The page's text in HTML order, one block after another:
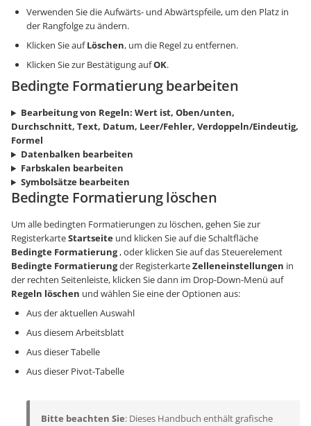
Verwenden Sie die Aufwärts- und Abwärtspfeile, um den Platz in
der Rangfolge zu ändern.
Klicken Sie aufLöschen, um die Regel zu entfernen.
Klicken Sie zur Bestätigung aufOK.
Bedingte Formatierung bearbeiten
Bearbeitung von Regeln: Wert ist, Oben/unten,
Durchschnitt, Text, Datum, Leer/Fehler, Verdoppeln/Eindeutig,
Formel
Datenbalken bearbeiten
Farbskalen bearbeiten
Symbolsätze bearbeiten
Bedingte Formatierung löschen
Um alle bedingten Formatierungen zu löschen, gehen Sie zur
RegisterkarteStartseite und klicken Sie auf die Schaltfläche
Bedingte Formatierung , oder klicken Sie auf das Steuerelement
Bedingte Formatierungder RegisterkarteZelleneinstellungen in
der rechten Seitenleiste, klicken Sie dann im Drop-Down-Menü auf
Regeln löschen und wählen Sie eine der Optionen aus:
Aus der aktuellen Auswahl
Aus diesem Arbeitsblatt
Aus dieser Tabelle
Aus dieser Pivot-Tabelle
Bitte beachten Sie: Dieses Handbuch enthält grafische